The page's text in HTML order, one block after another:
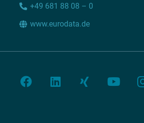
+49 681 88 08 – 0
www.eurodata.de